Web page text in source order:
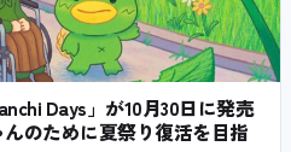
Days」が10月30日に発売
のために夏祭り復活を目指